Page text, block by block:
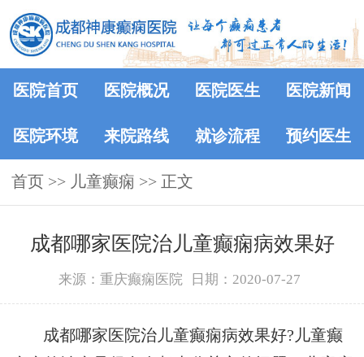
医院首页 医院概况 医院医生 医院新闻
医院环境 来院路线 就诊流程 预约医生
首页 >> 儿童癫痫 >> 正文
成都哪家医院治儿童癫痫病效果好
来源：重庆癫痫医院 日期：2020-07-27
成都哪家医院治儿童癫痫病效果好?儿童癫